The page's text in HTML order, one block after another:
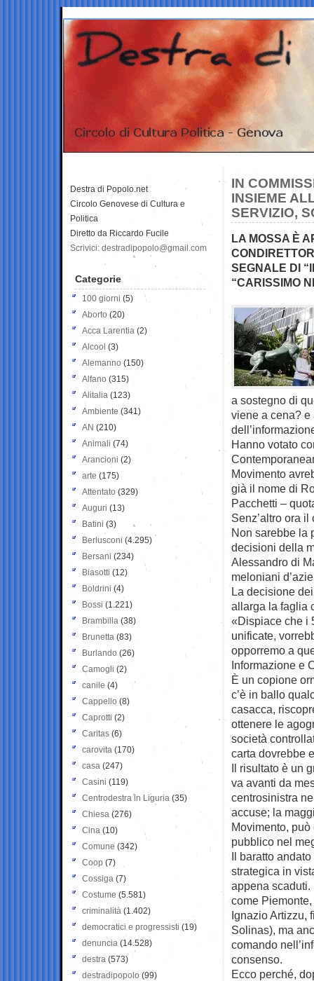
IN
INSIEME
SERVIZIO,
LA MOSSA È
SEGNALE DI
“CARISSIMO
a sostegno di
viene a cena? e
Hanno votato
Movimento
già il nome di
Pacchetti –
Senz’altro ora
Non sarebbe la
decisioni della
Alessandro di
meloniani
La decisione
allarga la faglia
«Dispiace che i
unificate,
opporremo a
Informazione e
È un copione
c’è in ballo
casacca,
ottenere le
società
carta dovrebbe
Il risultato è un
va avanti da
centrosinistra
accuse; la
Movimento,
pubblico nel
Il baratto
strategica in
appena scaduti.
come
Ignazio Artizzu,
Solinas), ma
comando
consenso.
Ecco perché,
Destra di Popolo.net
Circolo Genovese di Cultura e
Politica
Diretto da Riccardo Fucile
Scrivici: destradipopolo@gmail.com
Categorie
100 giorni (5)
Aborto (20)
Acca Larentia (2)
Alcool (3)
Alemanno (150)
Alfano (315)
Alitalia (123)
Ambiente (341)
AN (210)
Animali (74)
Arancioni (2)
arte (175)
Attentato (329)
Auguri (13)
Batini (3)
Berlusconi (4.295)
Bersani (234)
Biasotti (12)
Boldrini (4)
Bossi (1.221)
Brambilla (38)
Brunetta (83)
Burlando (26)
Camogli (2)
canile (4)
Cappello (8)
Caprotti (2)
Caritas (6)
carovita (170)
casa (247)
Casini (119)
Centrodestra in Liguria (35)
Chiesa (276)
Cina (10)
Comune (342)
Coop (7)
Cossiga (7)
Costume (5.581)
criminalità (1.402)
democratici e progressisti (19)
denuncia (14.528)
destra (573)
destradipopolo (99)